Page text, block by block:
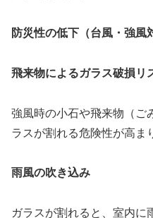
防災性の低下（台風・強風
飛来物によるガラス破損リ
強風時の小石や飛来物（ご
ラスが割れる危険性が高ま
雨風の吹き込み
ガラスが割れると、室内に